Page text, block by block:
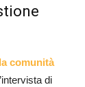
comunità
di